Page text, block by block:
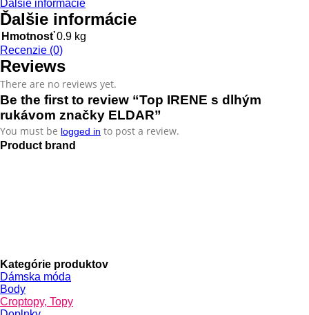
Ďalšie informácie
Ďalšie informácie
Hmotnosť0.9 kg
Recenzie (0)
Reviews
There are no reviews yet.
Be the first to review “Top IRENE s dlhým
rukávom značky ELDAR”
You must be logged in to post a review.
Product brand
Kategórie produktov
Dámska móda
Body
Croptopy, Topy